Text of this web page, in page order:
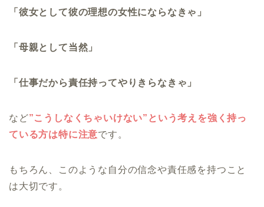
「彼女として彼の理想の女性にならなきゃ」
「母親として当然」
「仕事だから責任持ってやりきらなきゃ」
など”こうしなくちゃいけない”という考えを強く持っ
ている方は特に注意です。
もちろん、このような自分の信念や責任感を持つこと
は大切です。